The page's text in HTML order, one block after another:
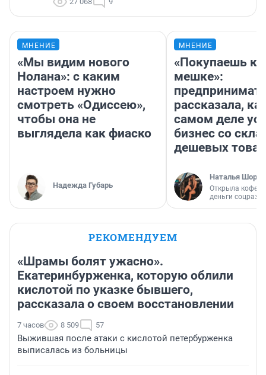
МНЕНИЕ
«Мы видим нового
Нолана»: с каким
настроем нужно
смотреть «Одиссею»,
чтобы она не
выглядела как фиаско
Надежда Губарь
МНЕНИЕ
«Покупаешь
мешке»:
рассказала,
самом деле
бизнес со
дешевых
Наталья
Открыла
деньги
РЕКОМЕНДУЕМ
«Шрамы болят ужасно».
Екатеринбурженка, которую облили
кислотой по указке бывшего,
рассказала о своем восстановлении
7 часов 8 509 57
Выжившая после атаки с кислотой петербурженка
выписалась из больницы